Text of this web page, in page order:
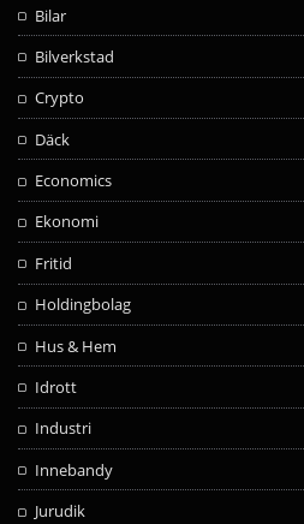
Bilar
Bilverkstad
Crypto
Däck
Economics
Ekonomi
Fritid
Holdingbolag
Hus & Hem
Idrott
Industri
Innebandy
Jurudik